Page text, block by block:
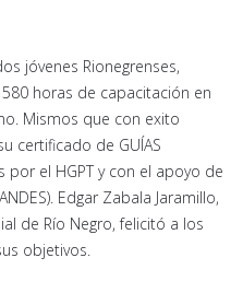
jóvenes Rionegrenses,
horas de capacitación en
Mismos que con exito
certificado de GUÍAS
por el HGPT y con el apoyo de
Edgar Zabala Jaramillo,
de Río Negro, felicitó a los
objetivos.